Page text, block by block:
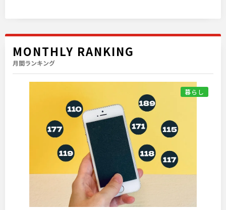
MONTHLY RANKING
月間ランキング
暮らし